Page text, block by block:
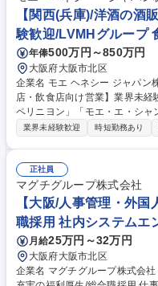
7日
【関西(兵庫)/洋酒の酒
験歓迎/LVMHグループ
年俸500万円～850万円
大阪府大阪市北区
企業名 モエ ヘネシー ジャパン株式会社 求人名 【関西(
店・飲食店向け営業】業界未経験歓迎/
ペリニヨン」「モエ・エ・シ
ィングを手掛ける業界のリー
店舗拡大に向けたキャンペーン
業界において圧倒的な地位にあ
く売るだけではなく、その先
います。長年培ってきた当社
イナミックさは他で味わうことができません。
酒の酒販店・飲食店向け営業】
業界未経験歓迎 時短勤務あり
正社員
マグチグループ株式会社
【大阪/人事管理・外
職採用 社内システムエ
月給25万円～32万円
大阪府大阪市北区
企業名 マグチグループ株式会社 求人名 【大阪/人事管理・外国人材支援】